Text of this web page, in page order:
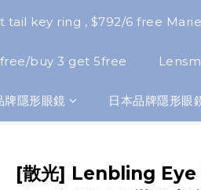
tail key ring , $792/6 free
buy 3 get 5free
牌隱形眼鏡 日本品牌隱形眼
[散光] Lenbling